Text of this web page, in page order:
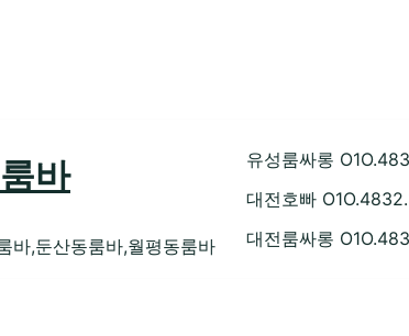
바
바,둔산동룸바,월평동룸바
유성룸싸롱
대전호빠
대전룸싸롱